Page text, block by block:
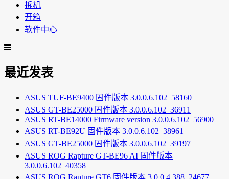
拆机
开箱
软件中心
最近发表
ASUS TUF-BE9400 固件版本 3.0.0.6.102_58160
ASUS GT-BE25000 固件版本 3.0.0.6.102_36911
ASUS RT-BE14000 Firmware version 3.0.0.6.102_56900
ASUS RT-BE92U 固件版本 3.0.0.6.102_38961
ASUS GT-BE25000 固件版本 3.0.0.6.102_39197
ASUS ROG Rapture GT-BE96 AI 固件版本
3.0.0.6.102_40358